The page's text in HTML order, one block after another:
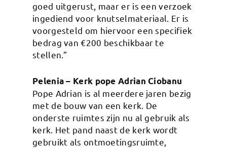
goed uitgerust, maar er is een verzoek
ingediend voor knutselmateriaal. Er is
voorgesteld om hiervoor een specifiek
bedrag van €200 beschikbaar te
stellen.”
Pelenia – Kerk pope Adrian Ciobanu
Pope Adrian is al meerdere jaren bezig
met de bouw van een kerk. De
onderste ruimtes zijn nu al gebruik als
kerk. Het pand naast de kerk wordt
gebruikt als ontmoetingsruimte,